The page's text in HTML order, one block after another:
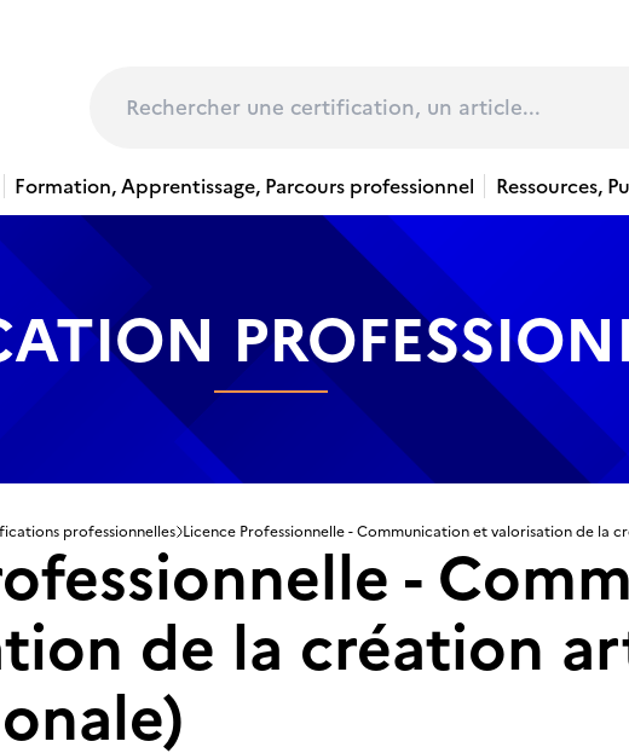
Formation, Apprentissage, Parcours professionnel Ressources,
professionnelles Licence Professionnelle - Communication et valorisation de la
-
de la création